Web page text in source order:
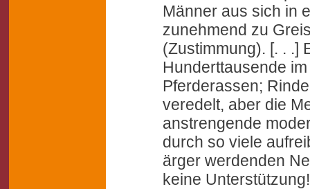
Männer aus sich in
zunehmend zu
(Zustimmung). [. . .]
Hunderttausende
Pferderassen;
veredelt, aber die
anstrengende
durch so viele
ärger werdenden
keine